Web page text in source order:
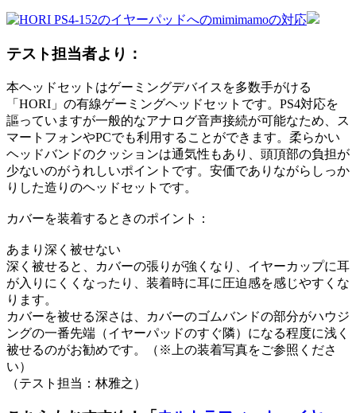
テスト担当者より：
本ヘッドセットはゲーミングデバイスを多数手がける
「HORI」の有線ゲーミングヘッドセットです。PS4対応を
謳っていますが一般的なアナログ音声接続が可能なため、ス
マートフォンやPCでも利用することができます。柔らかい
ヘッドバンドのクッションは通気性もあり、頭頂部の負担が
少ないのがうれしいポイントです。安価でありながらしっか
りした造りのヘッドセットです。
カバーを装着するときのポイント：
あまり深く被せない
深く被せると、カバーの張りが強くなり、イヤーカップに耳
が入りにくくなったり、装着時に耳に圧迫感を感じやすくな
ります。
カバーを被せる深さは、カバーのゴムバンドの部分がハウジ
ングの一番先端（イヤーパッドのすぐ隣）になる程度に浅く
被せるのがお勧めです。（※上の装着写真をご参照くださ
い）
（テスト担当：林雅之）